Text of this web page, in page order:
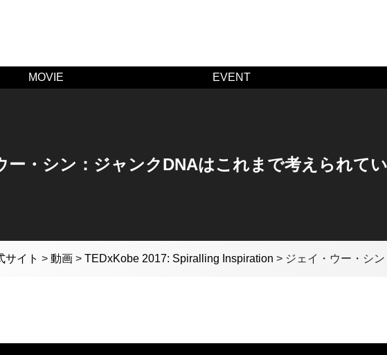
MOVIE EVENT
ー・シン：ジャンクDNAはこれまで考えられて
サイト > 動画 > TEDxKobe 2017: Spiralling Inspiration > ジェイ・ウー・シ